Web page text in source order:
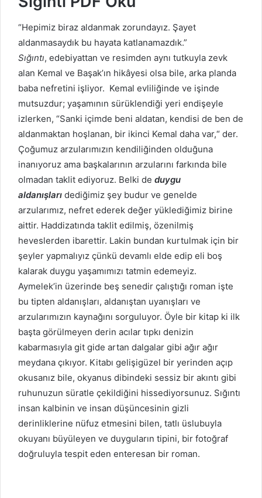
“Hepimiz biraz aldanmak zorundayız. Şayet
aldanmasaydık bu hayata katlanamazdık.”
Sığıntı, edebiyattan ve resimden aynı tutkuyla zevk
alan Kemal ve Başak’ın hikâyesi olsa bile, arka planda
baba nefretini işliyor. Kemal evliliğinde ve işinde
mutsuzdur; yaşamının sürüklendiği yeri endişeyle
izlerken, “Sanki içimde beni aldatan, kendisi de ben de
aldanmaktan hoşlanan, bir ikinci Kemal daha var,“ der.
Çoğumuz arzularımızın kendiliğinden olduğuna
inanıyoruz ama başkalarının arzularını farkında bile
olmadan taklit ediyoruz. Belki de duygu
aldanışları dediğimiz şey budur ve genelde
arzularımız, nefret ederek değer yüklediğimiz birine
aittir. Haddizatında taklit edilmiş, özenilmiş
heveslerden ibarettir. Lakin bundan kurtulmak için bir
şeyler yapmalıyız çünkü devamlı elde edip eli boş
kalarak duygu yaşamımızı tatmin edemeyiz.
Aymelek’in üzerinde beş senedir çalıştığı roman işte
bu tipten aldanışları, aldanıştan uyanışları ve
arzularımızın kaynağını sorguluyor. Öyle bir kitap ki ilk
başta görülmeyen derin acılar tıpkı denizin
kabarmasıyla git gide artan dalgalar gibi ağır ağır
meydana çıkıyor. Kitabı gelişigüzel bir yerinden açıp
okusanız bile, okyanus dibindeki sessiz bir akıntı gibi
ruhunuzun süratle çekildiğini hissediyorsunuz. Sığıntı
insan kalbinin ve insan düşüncesinin gizli
derinliklerine nüfuz etmesini bilen, tatlı üslubuyla
okuyanı büyüleyen ve duyguların tipini, bir fotoğraf
doğruluyla tespit eden enteresan bir roman.